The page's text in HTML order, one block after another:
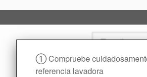
Busque con las
① Compruebe
referencia lavadora